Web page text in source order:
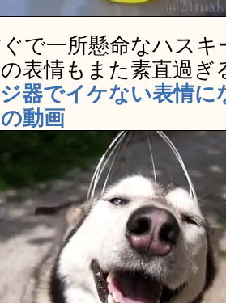
で一所懸命なハス
表情もまた素直過
器でイケない表情
動画